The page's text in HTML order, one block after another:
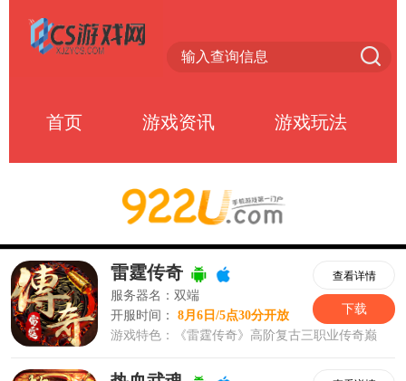
首页 游戏资讯 游戏玩法